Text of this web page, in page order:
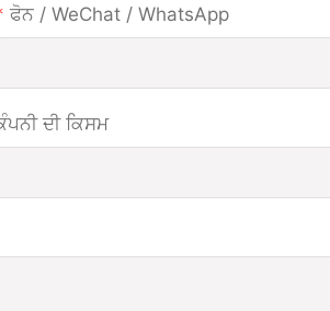
ਫੋਨ / WeChat / WhatsApp
ਦੀ ਕਿਸਮ